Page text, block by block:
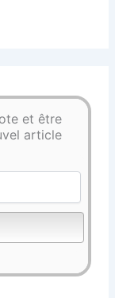
et être
article